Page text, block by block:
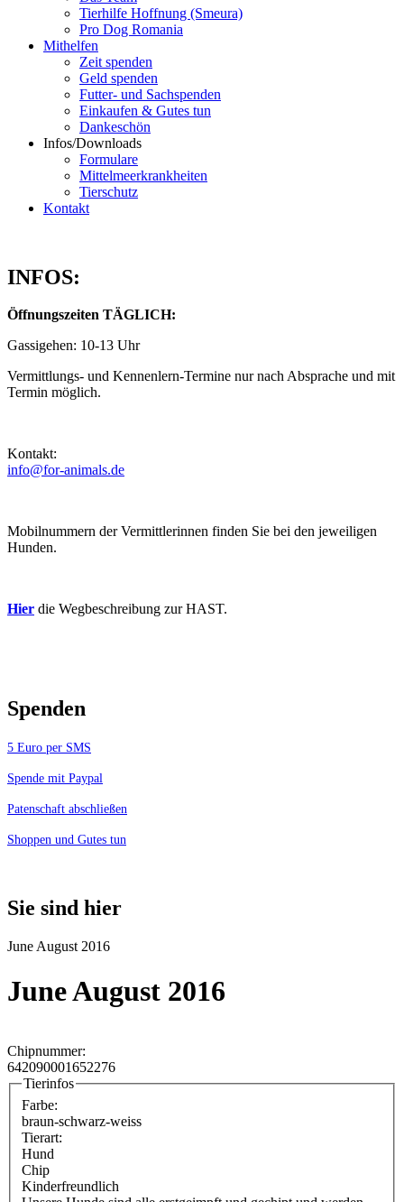
Tierhilfe Hoffnung (Smeura)
Pro Dog Romania
Mithelfen
Zeit spenden
Geld spenden
Futter- und Sachspenden
Einkaufen & Gutes tun
Dankeschön
Infos/Downloads
Formulare
Mittelmeerkrankheiten
Tierschutz
Kontakt
INFOS:
Öffnungszeiten TÄGLICH:
Gassigehen: 10-13 Uhr
Vermittlungs- und Kennenlern-Termine nur nach Absprache und mit
Termin möglich.
Kontakt:
info@for-animals.de
Mobilnummern der Vermittlerinnen finden Sie bei den jeweiligen
Hunden.
Hier die Wegbeschreibung zur HAST.
Spenden
5 Euro per SMS
Spende mit Paypal
Patenschaft abschließen
Shoppen und Gutes tun
Sie sind hier
June August 2016
June August 2016
Chipnummer:
642090001652276
Tierinfos
Farbe:
braun-schwarz-weiss
Tierart:
Hund
Chip
Kinderfreundlich